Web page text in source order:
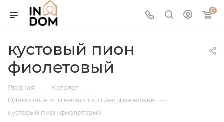
0
кустовый пион
фиолетовый
Главная — Каталог —
Одиночные или несколько цветы на ножке —
кустовый пион фиолетовый